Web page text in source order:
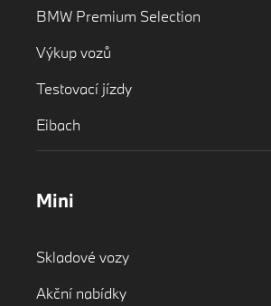
BMW Premium Selection
Výkup vozů
Testovací jízdy
Eibach
Mini
Skladové vozy
Akční nabídky